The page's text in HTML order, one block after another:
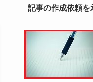
記事の作成依頼を